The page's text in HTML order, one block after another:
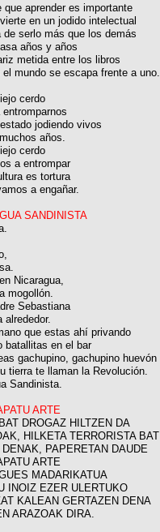
que aprender es importante
en un jodido intelectual
de serlo más que los demás
años y años
metida entre los libros
el mundo se escapa frente a uno.
cerdo
jodiendo vivos
años.
cerdo
a entrompar
es tortura
a engañar.
SANDINISTA
Nicaragua,
mogollón.
Sebastiana
alrededor.
que estas ahí privando
batallitas en el bar
gachupino, gachupino huevón
tierra te llaman la Revolución.
Sandinista.
ARTE
DROGAZ HILTZEN DA
HILKETA TERRORISTA BAT
DENAK, PAPERETAN DAUDE
ARTE
MADARIKATUA
INOIZ EZER ULERTUKO
KALEAN GERTAZEN DENA
ARAZOAK DIRA.